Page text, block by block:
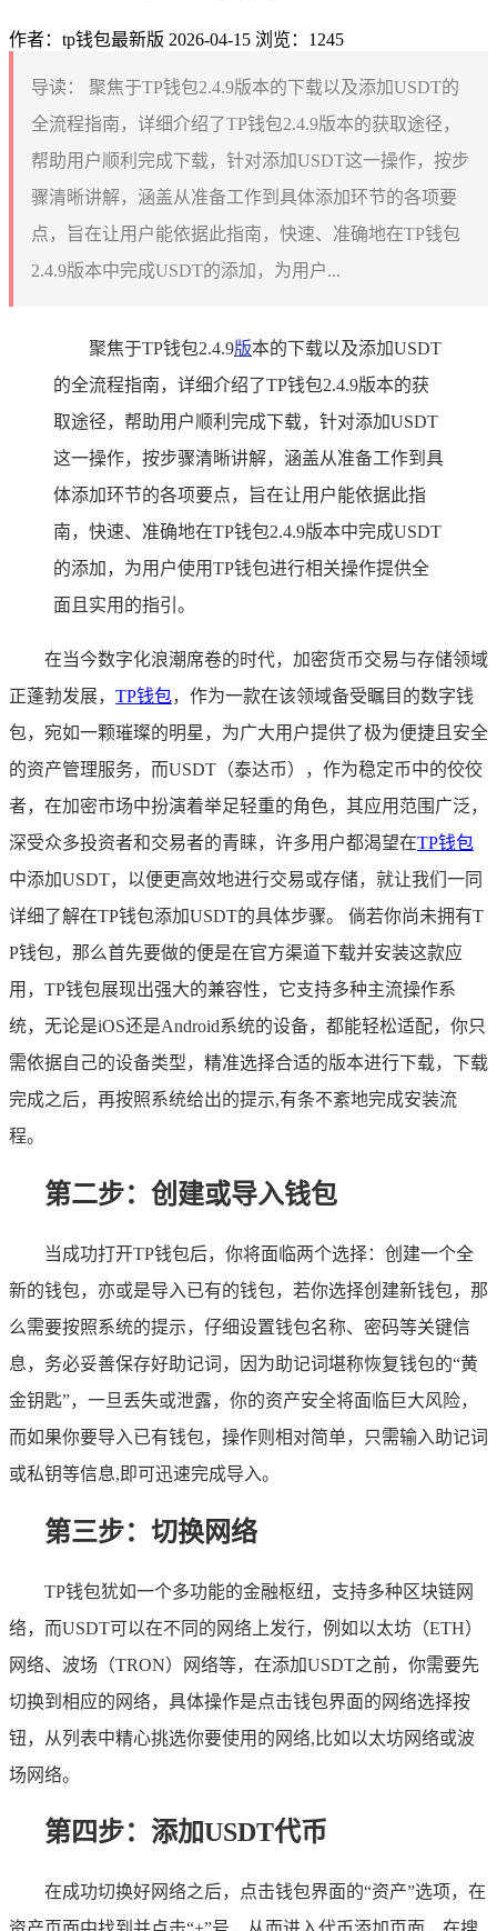
作者：tp钱包最新版 2026-04-15 浏览：1245
导读：
聚焦于TP钱包2.4.9版本的下载以及添加USDT的
全流程指南，详细介绍了TP钱包2.4.9版本的获取途径，
帮助用户顺利完成下载，针对添加USDT这一操作，按步
骤清晰讲解，涵盖从准备工作到具体添加环节的各项要
点，旨在让用户能依据此指南，快速、准确地在TP钱包
2.4.9版本中完成USDT的添加，为用户...
聚焦于TP钱包2.4.9版本的下载以及添加USDT
的全流程指南，详细介绍了TP钱包2.4.9版本的获
取途径，帮助用户顺利完成下载，针对添加USDT
这一操作，按步骤清晰讲解，涵盖从准备工作到具
体添加环节的各项要点，旨在让用户能依据此指
南，快速、准确地在TP钱包2.4.9版本中完成USDT
的添加，为用户使用TP钱包进行相关操作提供全
面且实用的指引。
在当今数字化浪潮席卷的时代，加密货币交易与存储领域
正蓬勃发展， TP钱包，作为一款在该领域备受瞩目的数字钱
包，宛如一颗璀璨的明星，为广大用户提供了极为便捷且安全
的资产管理服务，而USDT（泰达币），作为稳定币中的佼佼
者，在加密市场中扮演着举足轻重的角色，其应用范围广泛，
深受众多投资者和交易者的青睐，许多用户都渴望在TP钱包
中添加USDT，以便更高效地进行交易或存储，就让我们一同
详细了解在TP钱包添加USDT的具体步骤。 倘若你尚未拥有T
P钱包，那么首先要做的便是在官方渠道下载并安装这款应
用，TP钱包展现出强大的兼容性，它支持多种主流操作系
统，无论是iOS还是Android系统的设备，都能轻松适配，你只
需依据自己的设备类型，精准选择合适的版本进行下载，下载
完成之后，再按照系统给出的提示,有条不紊地完成安装流
程。
第二步：创建或导入钱包
当成功打开TP钱包后，你将面临两个选择：创建一个全
新的钱包，亦或是导入已有的钱包，若你选择创建新钱包，那
么需要按照系统的提示，仔细设置钱包名称、密码等关键信
息，务必妥善保存好助记词，因为助记词堪称恢复钱包的“黄
金钥匙”，一旦丢失或泄露，你的资产安全将面临巨大风险，
而如果你要导入已有钱包，操作则相对简单，只需输入助记词
或私钥等信息,即可迅速完成导入。
第三步：切换网络
TP钱包犹如一个多功能的金融枢纽，支持多种区块链网
络，而USDT可以在不同的网络上发行，例如以太坊（ETH）
网络、波场（TRON）网络等，在添加USDT之前，你需要先
切换到相应的网络，具体操作是点击钱包界面的网络选择按
钮，从列表中精心挑选你要使用的网络,比如以太坊网络或波
场网络。
第四步：添加USDT代币
在成功切换好网络之后，点击钱包界面的“资产”选项，在